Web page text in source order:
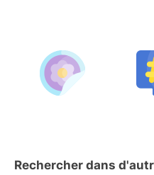
Rechercher dans